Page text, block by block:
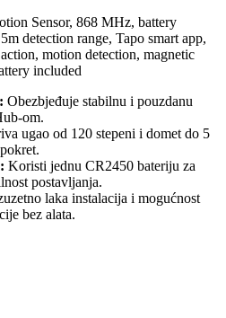
Sensor, 868 MHz, battery
detection range, Tapo smart app,
motion detection, magnetic
included
Obezbjeđuje stabilnu i pouzdanu
om.
ugao od 120 stepeni i domet do 5
Koristi jednu CR2450 bateriju za
postavljanja.
laka instalacija i mogućnost
bez alata.